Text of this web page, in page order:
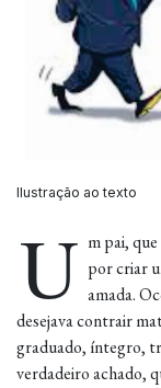
Ilustração ao texto
U m pai,
por criar
amada.
desejava contrair
graduado, íntegro,
verdadeiro achado,